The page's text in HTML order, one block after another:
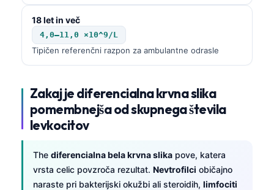
18 let in več
4,0–11,0 ×10^9/L
Tipičen referenčni razpon za ambulantne odrasle
Zakaj je diferencialna krvna slika
pomembnejša od skupnega števila
levkocitov
The diferencialna bela krvna slika pove, katera
vrsta celic povzroča rezultat. Nevtrofilci običajno
naraste pri bakterijski okužbi ali steroidih, limfociti